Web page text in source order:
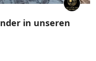
in unseren